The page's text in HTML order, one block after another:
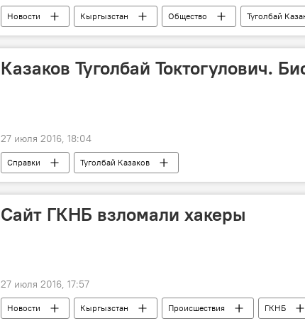
Новости Кыргызстан Общество Туголбай
Министерство культуры, информации, спорта и молодежной политики КР
Казаков Туголбай Токтогулович.
27 июля 2016, 18:04
Справки Туголбай Казаков
Сайт ГКНБ взломали хакеры
27 июля 2016, 17:57
Новости Кыргызстан Происшествия ГКНБ